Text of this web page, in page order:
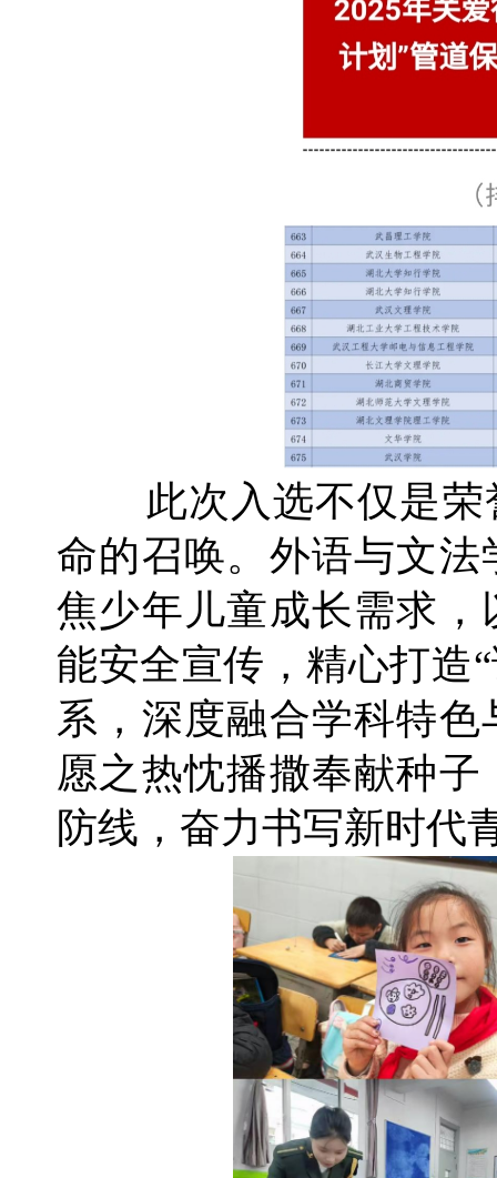
此次入选不仅是
命的召唤。外语与文
焦少年儿童成长需求
能安全宣传，精心打造
系，深度融合学科特
愿之热忱播撒奉献种
防线，奋力书写新时代